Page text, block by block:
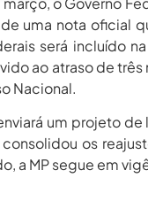
uma nota oficial
será incluído
ao atraso de
Nacional.
um projeto
os
a MP segue em